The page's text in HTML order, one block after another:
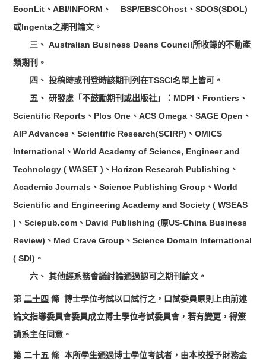
EconLit、ABI/INFORM、 BSP/EBSCOhost、SDOS(SDOL)
或Ingenta之期刊論文。
三、 Australian Business Deans Council所收錄的不動產
類期刊。
四、 投稿時或刊登時該期刊列在TSSCI名單上皆可。
五、 研發處「不鼓勵期刊或出版社」：MDPI、Frontiers、
Scientific Reports、Plos One、ACS Omega、SAGE Open、
AIP Advances、Scientific Research(SCIRP)、OMICS
International、World Academy of Science, Engineer and
Technology ( WASET )、Horizon Research Publishing、
Academic Journals、Science Publishing Group、World
Scientific and Engineering Academy and Society ( WSEAS
)、Sciepub.com、David Publishing (原US-China Business
Review)、Med Crave Group、Science Domain International
( SDI)。
六、 其他經系務會議討論通過認可之期刊論文。
第二十四 條 博士學位考試以口試行之，口試委員原則上由前述
論文指導委員會委員成立博士學位考試委員會，若有變更，得簽
請系主任同意。
第二十五 條 本所學生通過博士學位考試者，由本校授予財務金